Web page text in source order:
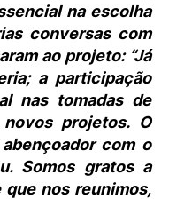
na escolha
conversas com
ao projeto: “Já
a participação
nas tomadas de
projetos. O
com o
Somos gratos a
que nos reunimos,